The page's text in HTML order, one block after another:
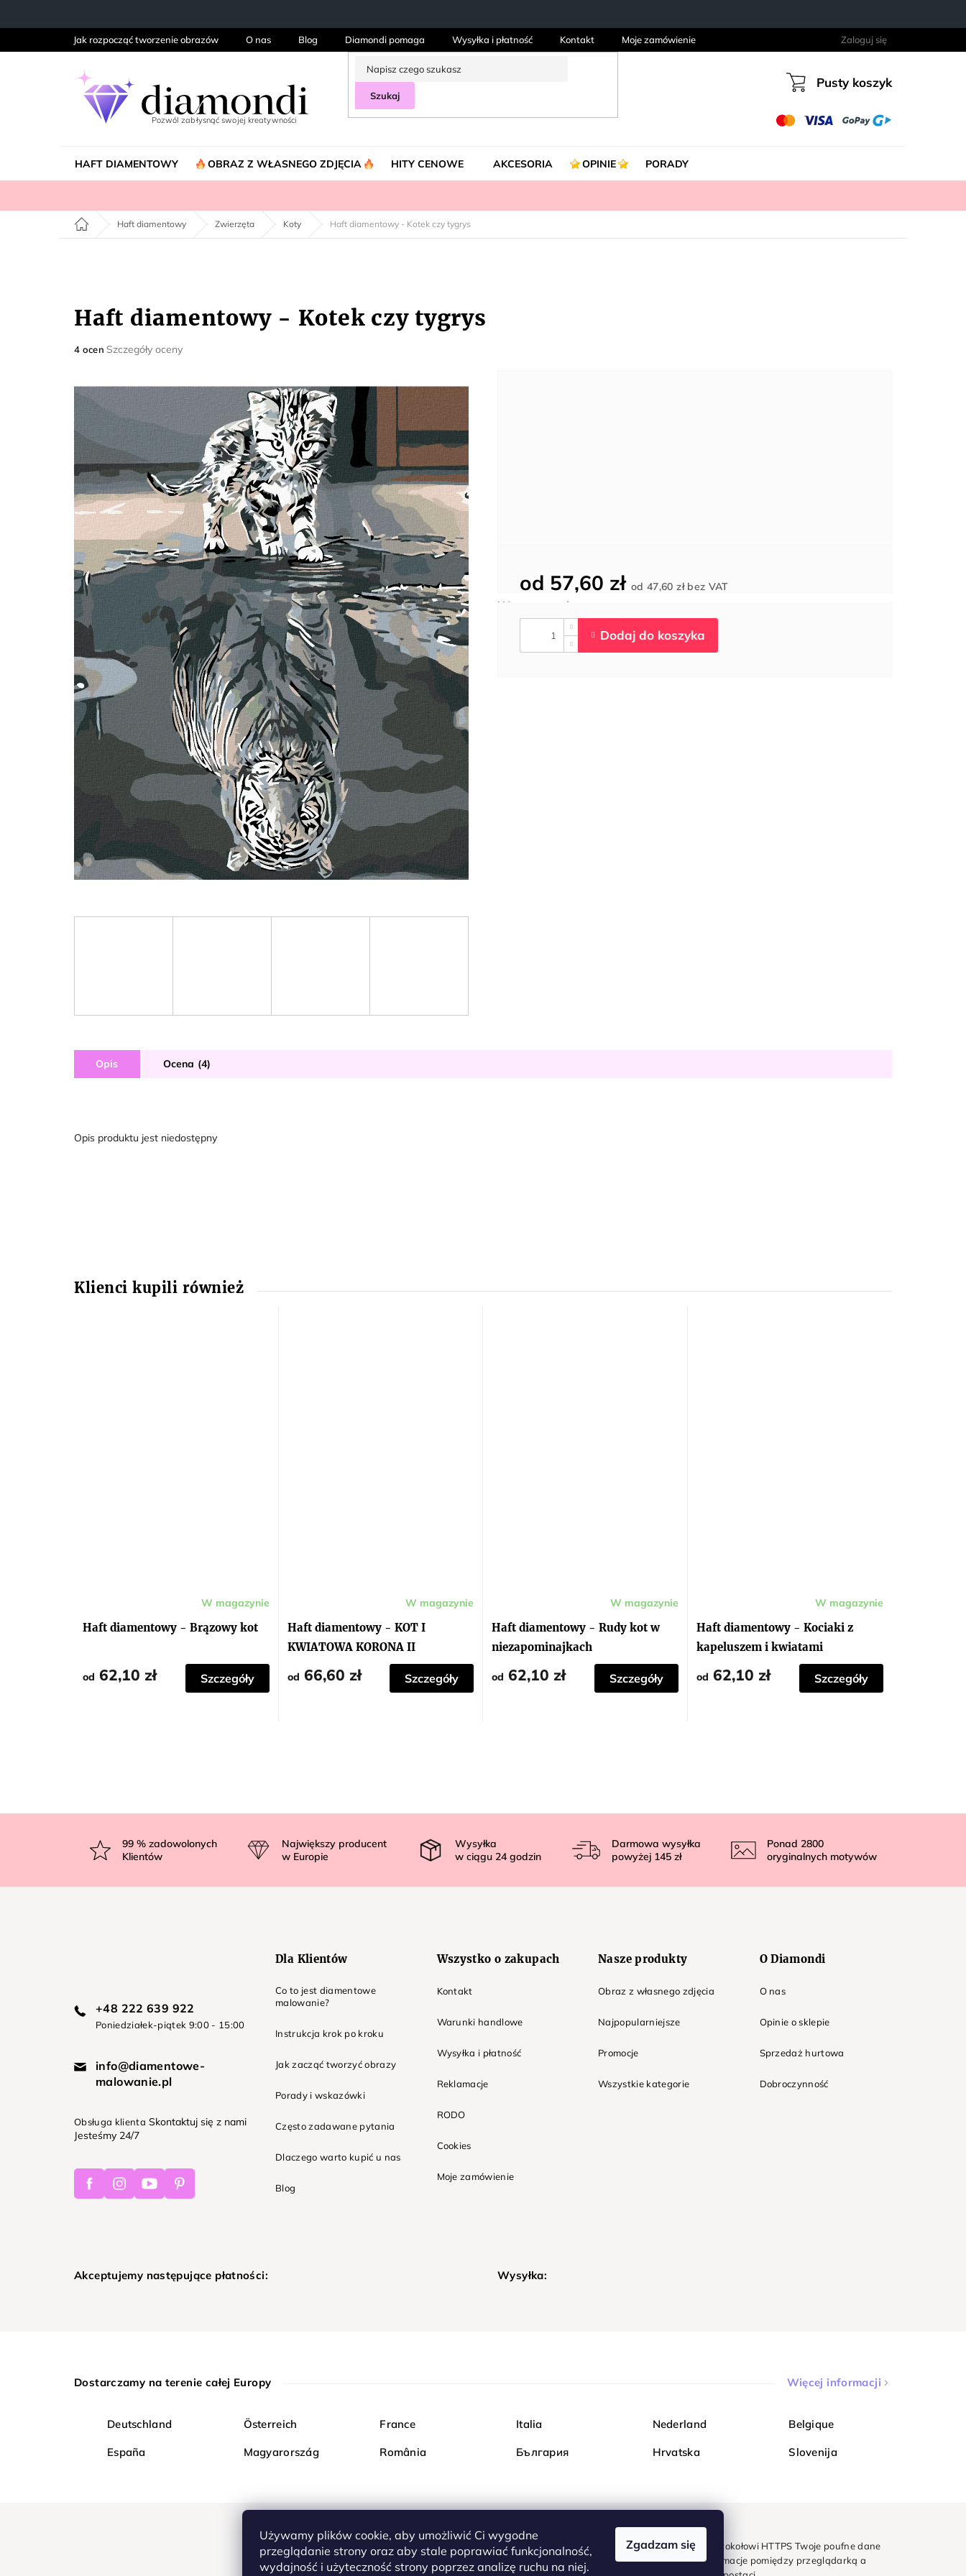
Używamy plików cookie, aby umożliwić Ci wygodne
przeglądanie strony oraz aby stale poprawiać funkcjonalność,
wydajność i użyteczność strony poprzez analizę ruchu na niej.
Zgadzam się
Jak rozpocząć tworzenie obrazów O nas Blog Diamondi pomaga Wysyłka i płatność Kontakt Moje zamówienie Zaloguj się
Szukaj Koszyk
Pusty koszyk
HAFT DIAMENTOWY OBRAZ Z WŁASNEGO ZDJĘCIA HITY CENOWE AKCESORIA OPINIE PORADY
Home Haft diamentowy Zwierzęta Koty Haft diamentowy - Kotek czy tygrys
Haft diamentowy - Kotek czy tygrys
Średnia
wynosi
5,0
na
gwiazdek.
4 ocen Szczegóły oceny
od 57,60 zł od47,60 złbez VAT
Opis Ocena (4)
Opis produktu jest niedostępny
Haft diamentowy - Brązowy kot
W magazynie
od 62,10 zł Szczegóły
Haft diamentowy - KOT I
KWIATOWA KORONA II
W magazynie
od 66,60 zł Szczegóły
Haft diamentowy - Rudy kot w
niezapominajkach
produktu
wynosi
5,0
na
gwiazdek.
W magazynie
od 62,10 zł Szczegóły
Haft diamentowy - Kociaki z
kapeluszem i kwiatami
W magazynie
od 62,10 zł Szczegóły
p
99% zadowolonych
Klientów
Największy producent
w Europie
Wysyłka
w ciągu 24 godzin
Darmowa wysyłka
powyżej 145 zł
Ponad 2800
oryginalnych motywów
+48 222 639 922
Poniedziałek-piątek 9:00 - 15:00
info@diamentowe-
malowanie.pl
Obsługa klienta Skontaktuj się z nami
Jesteśmy 24/7
FacebookInstagramYoutubePinterest
Dla Klientów
Co to jest diamentowe
malowanie?
Instrukcja krok po kroku
Jak zacząć tworzyć obrazy
Porady i wskazówki
Często zadawane pytania
Dlaczego warto kupić u nas
Blog
Wszystko o zakupach
Kontakt
Warunki handlowe
Wysyłka i płatność
Reklamacje
RODO
Cookies
Moje zamówienie
Nasze produkty
Obraz z własnego zdjęcia
Najpopularniejsze
Promocje
Wszystkie kategorie
O Diamondi
O nas
Opinie o sklepie
Sprzedaż hurtowa
Dobroczynność
Akceptujemy następujące płatności: Wysyłka:
Dostarczamy na terenie całej Europy Więcej informacji
Deutschland Österreich France Italia Nederland Belgique
España Magyarország România България Hrvatska Slovenija
Kupuj bezpiecznie w Diamondi. Dzięki protokołowi HTTPS Twoje poufne dane
są całkowicie bezpieczne - wszystkie informacje pomiędzy przeglądarką a